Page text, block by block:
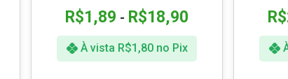
R$1,89 - R$18,90
À vista R$1,80 no Pix
R$